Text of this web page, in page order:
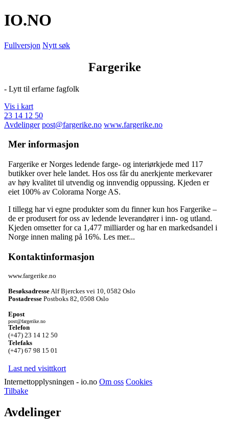
IO.NO
Fullversjon Nytt søk
Fargerike
- Lytt til erfarne fagfolk
Vis i kart
23 14 12 50
Avdelinger post@fargerike.no www.fargerike.no
Mer informasjon
Fargerike er Norges ledende farge- og interiørkjede med 117
butikker over hele landet. Hos oss får du anerkjente merkevarer
av høy kvalitet til utvendig og innvendig oppussing. Kjeden er
eiet 100% av Colorama Norge AS.
I tillegg har vi egne produkter som du finner kun hos Fargerike –
de er produsert for oss av ledende leverandører i inn- og utland.
Kjeden omsetter for ca 1,477 milliarder og har en markedsandel i
Norge innen maling på 16%. Les mer...
Kontaktinformasjon
www.fargerike.no
Besøksadresse Alf Bjerckes vei 10 0582 Oslo
Postadresse Postboks 82 0508 Oslo
Epost
post@fargerike.no
Telefon
(+47) 23 14 12 50
Telefaks
(+47) 67 98 15 01
Last ned visittkort
Internettopplysningen - io.no Om oss Cookies
Tilbake
Avdelinger